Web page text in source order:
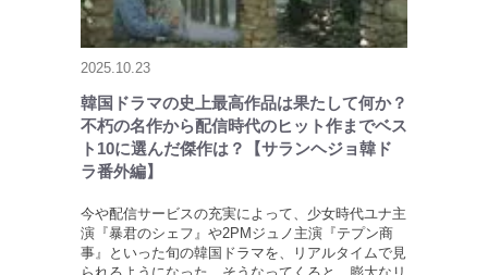
2025.10.23
韓国ドラマの史上最高作品は果たして何か？
不朽の名作から配信時代のヒット作までベス
ト10に選んだ傑作は？【サランヘジョ韓ド
ラ番外編】
今や配信サービスの充実によって、少女時代ユナ主
演『暴君のシェフ』や2PMジュノ主演『テプン商
事』といった旬の韓国ドラマを、リアルタイムで見